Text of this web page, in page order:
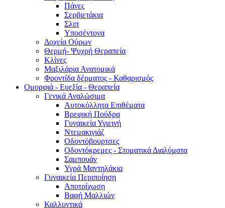
Πάνες
Σερβιετάκια
Σλιπ
Υποσέντονα
Δοχεία Ούρων
Θερμή- Ψυχρή Θεραπεία
Κλίνες
Μαξιλάρια Ανατομικά
Φροντίδα δέρματος - Καθαρισμός
Ομορφιά - Ευεξία - Θεραπεία
Γενικά Αναλώσιμα
Αυτοκόλλητα Επιθέματα
Βρεφική Πούδρα
Γυναικεία Υγιεινή
Ντεμακιγιάζ
Οδοντόβουρτσες
Οδοντόκρεμες - Στοματικά Διαλύματα
Σαμπουάν
Υγρά Μαντηλάκια
Γυναικεία Περιποίηση
Αποτρίχωση
Βαφή Μαλλιών
Καλλυντικά